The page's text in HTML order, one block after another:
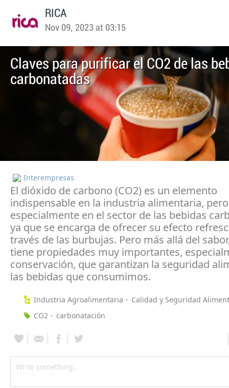
RICA
Nov 09, 2023 at 03:15
Claves para purificar el CO2 de las
carbonatadas
Interempresas
El dióxido de carbono (CO2) es un elemento
indispensable en la industria alimentaria,
especialmente en el sector de las bebidas
ya que se encarga de ofrecer su efecto
través de las burbujas. Pero más allá del
tiene propiedades muy importantes,
conservación, que garantizan la seguridad
las bebidas que consumimos.
Industria Agroalimentaria
Calidad y Seguridad
CO2
carbonatación